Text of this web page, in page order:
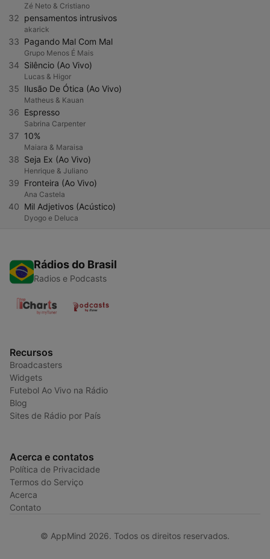
Zé Neto & Cristiano
32 pensamentos intrusivos
akarick
33 Pagando Mal Com Mal
Grupo Menos É Mais
34 Silêncio (Ao Vivo)
Lucas & Higor
35 Ilusão De Ótica (Ao Vivo)
Matheus & Kauan
36 Espresso
Sabrina Carpenter
37 10%
Maiara & Maraisa
38 Seja Ex (Ao Vivo)
Henrique & Juliano
39 Fronteira (Ao Vivo)
Ana Castela
40 Mil Adjetivos (Acústico)
Dyogo e Deluca
Rádios do Brasil
Radios e Podcasts
Recursos
Broadcasters
Widgets
Futebol Ao Vivo na Rádio
Blog
Sites de Rádio por País
Acerca e contatos
Política de Privacidade
Termos do Serviço
Acerca
Contato
© AppMind 2026. Todos os direitos reservados.